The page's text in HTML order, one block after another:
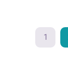
1